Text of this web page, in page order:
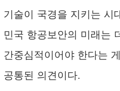
기술이 국경을 지키는 시
민국 항공보안의 미래는
간중심적이어야 한다는
공통된 의견이다.